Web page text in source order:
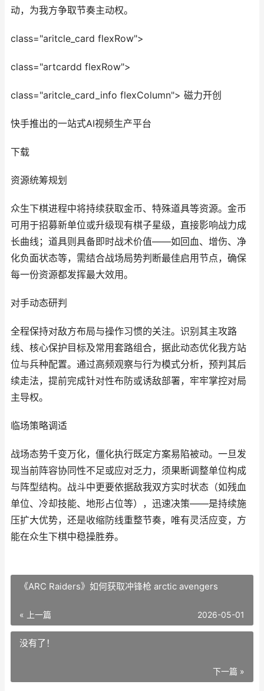
动，为我方争取节奏主动权。
class="aritcle_card flexRow">
class="artcardd flexRow">
class="aritcle_card_info flexColumn"> 磁力开创
快手推出的一站式AI视频生产平台
下载
资源统筹规划
众生下棋进程中将持续获取金币、特殊道具等资源。金币
可用于招募新单位或升级现有棋子星级，直接影响战力成
长曲线；道具则具备即时战术价值——如回血、增伤、净
化负面状态等，需结合战场局势判断最佳启用节点，确保
每一份资源都发挥最大效用。
对手动态研判
全程保持对敌方布局与操作习惯的关注。识别其主攻路
线、核心保护目标及常用套路组合，据此动态优化我方站
位与兵种配置。通过高频观察与行为模式分析，预判其后
续走法，提前完成针对性布防或诱敌部署，牢牢掌控对局
主导权。
临场策略调适
战场态势千变万化，僵化执行既定方案易陷被动。一旦发
现当前阵容协同性不足或应对乏力，须果断调整单位构成
与阵型结构。战斗中更要依据敌我双方实时状态（如残血
单位、冷却技能、地形占位等），迅速决策——是持续施
压扩大优势，还是收缩防线重整节奏，唯有灵活应变，方
能在众生下棋中稳操胜券。
《ARC Raiders》如何获取冲锋枪 arctic avengers
« 上一篇 2026-05-01
没有了！
下一篇 »